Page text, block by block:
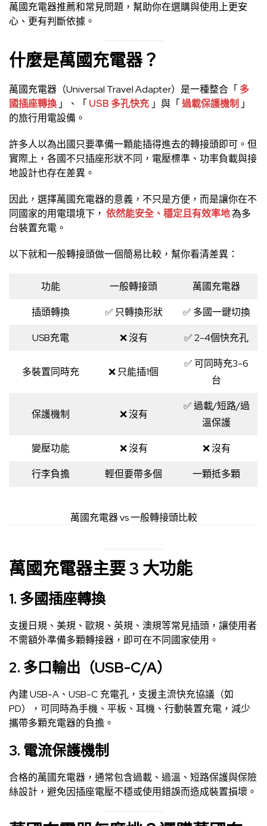
萬國充電器推薦和常見問題，幫助你在選購與使用上更安
心、更有判斷依據。
什麼是萬國充電器？
萬國充電器（Universal Travel Adapter）是一種整合「 多
國插座轉換 」、「 USB 多孔快充 」與「過載保護機制 」
的旅行用電設備。
許多人以為出國只要準備一顆能插得進去的轉接頭即可。但
實際上，各國不只插座形狀不同，電壓標準、功率負載與接
地設計也存在差異。
因此，選擇萬國充電器的意義，不只是方便，而是讓你在不
同國家的用電環境下， 依然能安全、穩定且有效率地為多
台裝置充電。
以下就和一般轉接頭做一個簡易比較，幫你看清差異：
功能 一般轉接頭 萬國充電器
插頭轉換 ✅ 只轉換形狀 ✅ 多國一鍵切換
USB充電 ❌ 沒有 ✅ 2-4個快充孔
多裝置同時充 ❌ 只能插1個
✅ 可同時充3-6
台
保護機制 ❌ 沒有
✅ 過載/短路/過
溫保護
變壓功能 ❌ 沒有 ❌ 沒有
行李負擔 輕但要帶多個 一顆抵多顆
萬國充電器 vs 一般轉接頭比較
萬國充電器主要 3 大功能
1. 多國插座轉換
支援日規、美規、歐規、英規、澳規等常見插頭，讓使用者
不需額外準備多顆轉接器，即可在不同國家使用。
2. 多口輸出（USB-C/A）
內建 USB-A、USB-C 充電孔，支援主流快充協議（如
PD），可同時為手機、平板、耳機、行動裝置充電，減少
攜帶多顆充電器的負擔。
3. 電流保護機制
合格的萬國充電器，通常包含過載、過溫、短路保護與保險
絲設計，避免因插座電壓不穩或使用錯誤而造成裝置損壞。